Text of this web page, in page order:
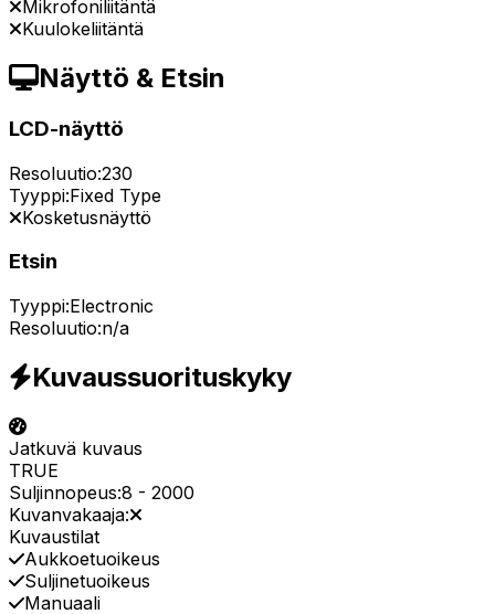
Mikrofoniliitäntä
Kuulokeliitäntä
Näyttö & Etsin
LCD-näyttö
Resoluutio:230
Tyyppi:Fixed Type
Kosketusnäyttö
Etsin
Tyyppi:Electronic
Resoluutio:n/a
Kuvaussuorituskyky
Jatkuvä kuvaus
TRUE
Suljinnopeus:8 - 2000
Kuvanvakaaja:
Kuvaustilat
Aukkoetuoikeus
Suljinetuoikeus
Manuaali